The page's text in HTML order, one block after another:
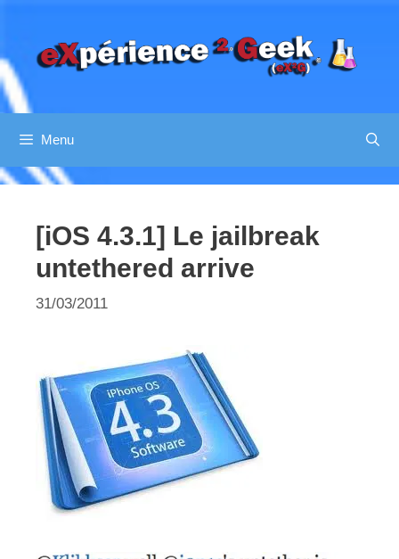
contenu
Menu
[iOS 4.3.1] Le jailbreak
untethered arrive
31/03/2011